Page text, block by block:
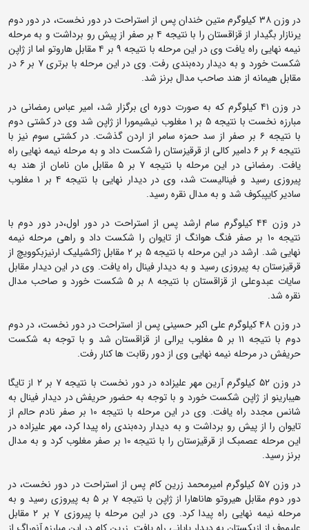
در وزن ۳۸ کیلوگرم متین خندان پس از استراحت در دور نخست، در دور دوم
یرنازار بگیدار از قزاقستان را با نتیجه ۴ بر صفر از پیش رو برداشت و به مرحله
نیمه نهایی راه یافت وی در این مرحله با نتیجه ۹ بر ۴ مقابل هاروتو اما از ژاپن
شکست خورد و به دیدار رده‌بندی رفت. وی در این مرحله با برتری ۷ بر ۶ در
مقابل هیمانه از هند صاحب مدال برنز شد.
در وزن ۴۱ کیلوگرم که به صورت دوره ای برگزار شد، امیر عباس رمضانی در
مبارزه نخست با نتیجه ۵ بر ۱ مغلوب نیشیمورا از ژاپن شد وی در کشتی دوم
با نتیجه ۶ بر صفر از سد حمزه سامر از اردن گذشت. در کشتی سوم نیز با
نتیجه ۶ بر ۶ دامیر کالی از قرقیزستان را شکست داد و به مرحله نیمه نهایی راه
یافت. رمضانی در این مرحله با نتیجه ۷ بر ۵ مقابل مان نامان از هند به
پیروزی رسید و فینالیست شد، وی در دیدار نهایی با نتیجه ۴ بر ۱ مغلوب
سادیر کایپبکوف شد و به مدال نقره رسید.
در وزن ۴۴ کیلوگرم سام ارشد پس از استراحت در دور اول،در دور دوم با
نتیجه ۱۰ بر صفر فنگ هوانگ از تایوان را شکست داد و راهی مرحله نیمه‌
نهایی شد. ارشد در این مرحله با نتیجه ۵ بر ۲ مقابل ژاکشیلیک ارنیزبکوویچ از
قرقیزستان به پیروزی رسید و به دیدار فینال راه یافت. وی در این دیدار مقابل
سایات عبدوعلی از قزاقستان با نتیجه ۸ بر ۵ شکست خورد و صاحب مدال
نقره شد.
در وزن ۴۸ کیلوگرم علی اکبر حسینی پس از استراحت در دور نخست، در دوم
دوم با نتیجه ۱۱ بر ۵ مغلوب یرالی از قزاقستان شد و با توجه به شکست
حریفش در مرحله نیمه نهایی وی از دور رقابت ها کنار رفت.
در وزن ۵۲ کیلوگرم آرین مهر علیزاده در دور نخست با نتیجه ۷ بر ۲ از تایگا
هیبارینو از ژاپن شکست خورد و با توجه به حضور حریفش در دیدار فینال به
شانس مجدد راه یافت. وی در این مرحله با نتیجه ۱۰ بر صفر نادم حالم از
تایوان را از پیش رو برداشت و به دیدار رده‌بندی راه پیدا کرد، مهر علیزاده در
این مرحله عصمبک از قرقیزستان را با نتیجه ۱۰ بر صفر مغلوب کرد و به مدال
برنز رسید.
در وزن ۵۷ کیلوگرم امیرمحمد زرین کام پس از استراحت در دور نخست، در
دور دوم مقابل هیروتو هاناهارا از ژاپن با نتیجه ۷ بر ۵ به پیروزی رسید و به
مرحله نیمه نهایی راه پیدا کرد. وی در این مرحله با پیروزی ۷ بر ۲ مقابل